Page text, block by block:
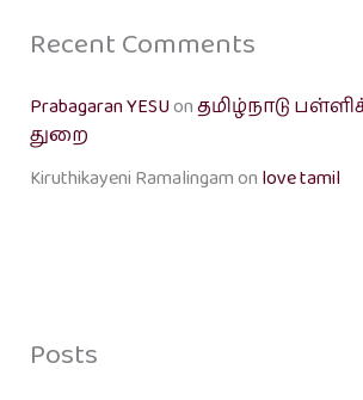
Recent Comments
Prabagaran YESUonதமிழ்நாடு
துறை
Kiruthikayeni Ramalingamon love tamil
Posts